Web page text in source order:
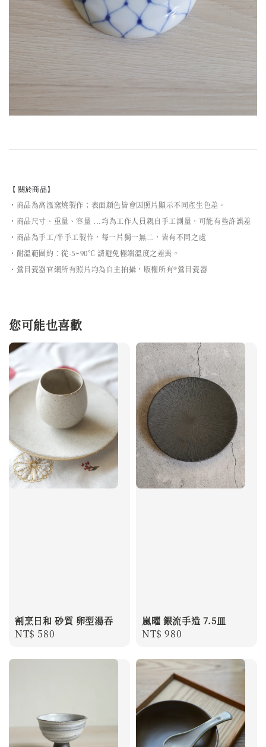
【 關於商品】
・商品為高溫窯燒製作；表面顏色皆會因照片顯示不同產生色差。
・商品尺寸、重量、容量 ...均為工作人員親自手工測量，可能有些許誤差
・商品為手工/半手工製作，每一片獨一無二，皆有不同之處
・耐溫範圍約：從-5~90℃ 請避免極端溫度之差異。
・鶯目瓷器官網所有照片均為自主拍攝，版權所有®鶯目瓷器
您可能也喜歡
割烹日和 砂質 卵型湯吞
Regular
NT$ 580
嵐曜 銀流手造 7.5皿
Regular
NT$ 980